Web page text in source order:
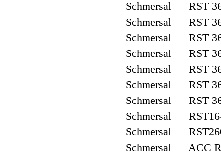
Schmersal RST
Schmersal RST
Schmersal RST
Schmersal RST
Schmersal RST
Schmersal RST
Schmersal RST
Schmersal
Schmersal
Schmersal ACC